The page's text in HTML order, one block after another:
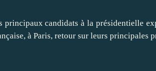
principaux candidats à la présidentielle
à Paris, retour sur leurs principales